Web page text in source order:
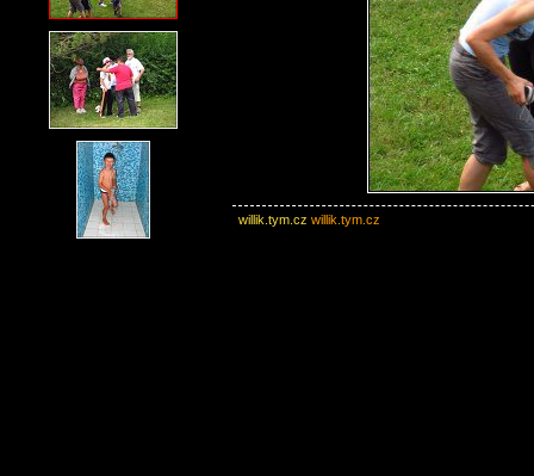
willik.tym.cz willik.tym.cz